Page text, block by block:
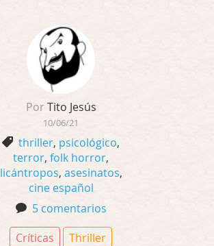
Por Tito Jesús
10/06/21
thriller, psicológico,
terror, folk horror,
licántropos, asesinatos,
cine español
5 comentarios
Críticas
Thriller